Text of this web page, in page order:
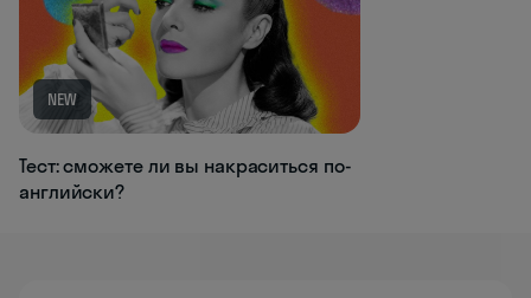
NEW
Тест: сможете ли вы накраситься по-
английски?